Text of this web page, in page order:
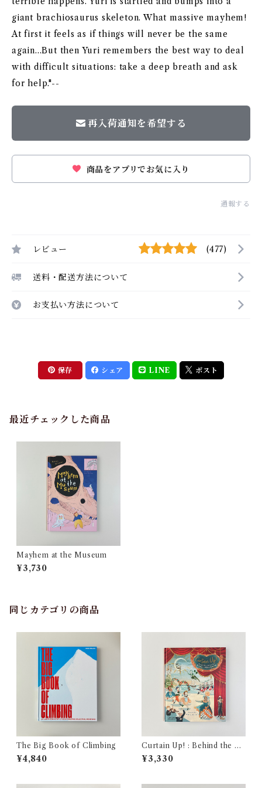
giant brachiosaurus skeleton. What massive mayhem!
At first it feels as if things will never be the same
again...But then Yuri remembers the best way to deal
with difficult situations: take a deep breath and ask
for help."--
再入荷通知を希望する
商品をアプリでお気に入り
通報する
レビュー (477)
送料・配送方法について
お支払い方法について
保存 シェア LINE ポスト
最近チェックした商品
Mayhem at the Museum
¥3,730
同じカテゴリの商品
The Big Book of Climbing
¥4,840
Curtain Up! : Behind the Sc
enes at the Royal Opera Ho
use
¥3,330